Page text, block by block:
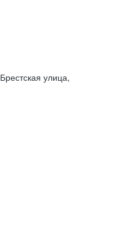
Брестская улица,